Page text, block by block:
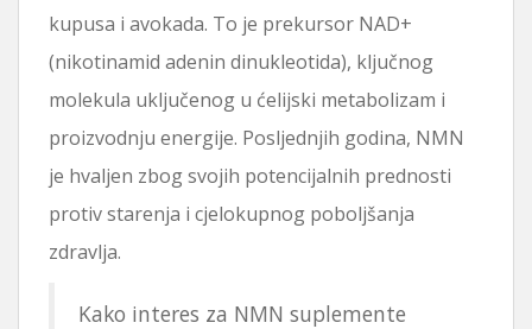
kupusa i avokada. To je prekursor NAD+
(nikotinamid adenin dinukleotida), ključnog
molekula uključenog u ćelijski metabolizam i
proizvodnju energije. Posljednjih godina, NMN
je hvaljen zbog svojih potencijalnih prednosti
protiv starenja i cjelokupnog poboljšanja
zdravlja.
Kako interes za NMN suplemente